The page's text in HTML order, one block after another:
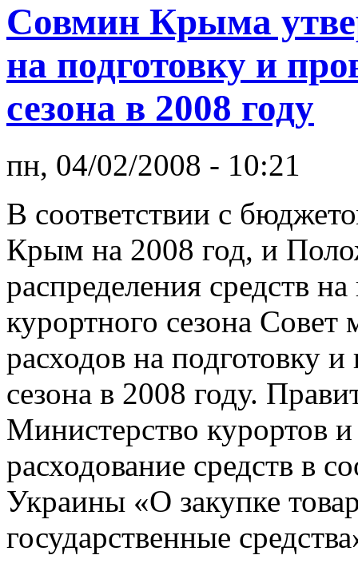
Совмин Крыма
на подготовку и
сезона в 2008 году
пн, 04/02/2008 - 10:21
В соответствии с
Крым на 2008 год, и
распределения средств
курортного сезона Совет
расходов на подготовку
сезона в 2008 году.
Министерство курортов
расходование средств в
Украины «О закупке
государственные